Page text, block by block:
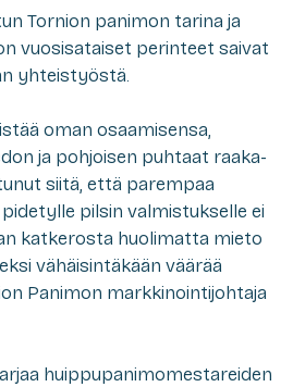
Tornion panimon tarina ja
vuosisataiset perinteet saivat
yhteistyöstä.
oman osaamisensa,
ja pohjoisen puhtaat raaka-
siitä, että parempaa
pilsin valmistukselle ei
katkerosta huolimatta mieto
vähäisintäkään väärää
Panimon markkinointijohtaja
huippupanimomestareiden